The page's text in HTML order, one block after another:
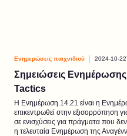
Ενημερώσεις παιχνιδιού 2024-10-
Σημειώσεις
Tactics
Η Ενημέρωση 14.21 είναι η
επικεντρωθεί στην εξισορρόπηση
σε ενισχύσεις για πράγματα που
η τελευταία Ενημέρωση της